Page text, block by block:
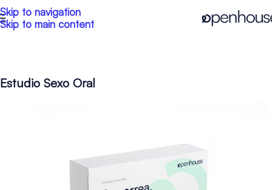
Skip to navigation
Skip to main content
Estudio Sexo Oral